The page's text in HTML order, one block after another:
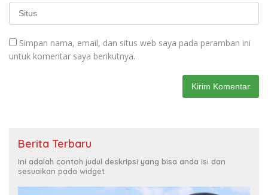
Simpan nama, email, dan situs web saya pada peramban ini
untuk komentar saya berikutnya.
Berita Terbaru
Ini adalah contoh judul deskripsi yang bisa anda isi dan
sesuaikan pada widget